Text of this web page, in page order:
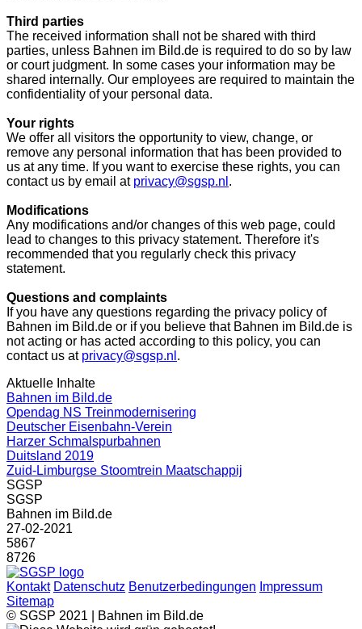
Third parties
The received information shall not be shared with third
parties, unless Bahnen im Bild.de is required to do so by law
or court judgment. In some cases your information may be
shared internally. Our employees are required to maintain the
confidentiality of your personal data.
Your rights
We offer all visitors the opportunity to view, change, or
remove any personal information that has been provided to
us at any time. If you want to exercise these rights, you can
contact us by email at privacy@sgsp.nl .
Modifications
Any modifications and/or changes of this web page, could
lead to changes to this privacy statement. Therefore it's
recommended that you regularly check this privacy
statement.
Questions and complaints
If you have any questions regarding the privacy policy of
Bahnen im Bild.de or if you believe that Bahnen im Bild.de is
not acting or has acted according to this policy, you can
contact us at privacy@sgsp.nl .
Aktuelle Inhalte
Bahnen im Bild.de
Opendag NS Treinmodernisering
Deutscher Eisenbahn-Verein
Harzer Schmalspurbahnen
Duitsland 2019
Zuid-Limburgse Stoomtrein Maatschappij
SGSP
SGSP
Bahnen im Bild.de
27-02-2021
5867
8726
Kontakt Datenschutz Benutzerbedingungen Impressum
Sitemap
© SGSP 2021 | Bahnen im Bild.de